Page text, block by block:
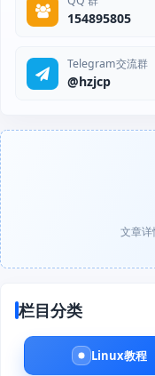
154895805
Telegram交流群
@hzjcp
文章详
栏目分类
Linux教程